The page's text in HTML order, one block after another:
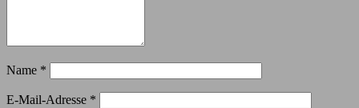
Name *
E-Mail-Adresse *